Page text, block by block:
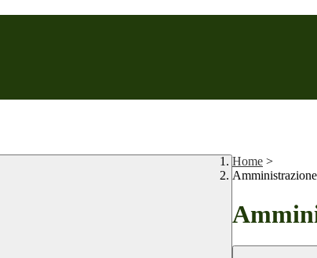
Home >